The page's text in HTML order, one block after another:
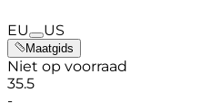
EU US
Maatgids
Niet op voorraad
35.5
-